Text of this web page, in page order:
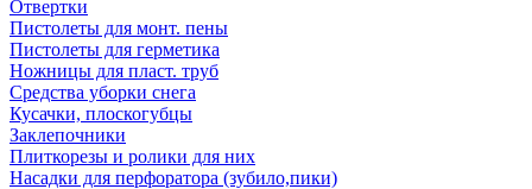
Отвертки
Пистолеты для монт. пены
Пистолеты для герметика
Ножницы для пласт. труб
Средства уборки снега
Кусачки, плоскогубцы
Заклепочники
Плиткорезы и ролики для них
Насадки для перфоратора (зубило,пики)